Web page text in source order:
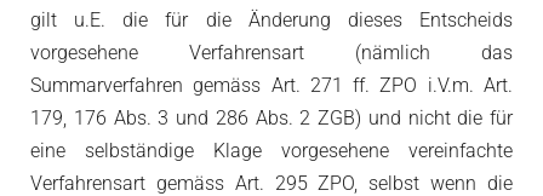
gilt u.E. die für die Änderung dieses Entscheids
vorgesehene Verfahrensart (nämlich das
Summarverfahren gemäss Art. 271 ff. ZPO i.V.m. Art.
179, 176 Abs. 3 und 286 Abs. 2 ZGB) und nicht die für
eine selbständige Klage vorgesehene vereinfachte
Verfahrensart gemäss Art. 295 ZPO, selbst wenn die